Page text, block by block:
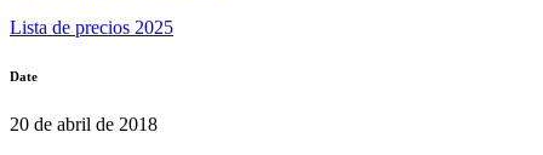
Lista de precios 2025
Date
20 de abril de 2018